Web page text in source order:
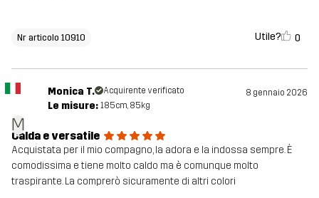
Nr articolo 10910 Utile? 0
M
Monica T. Acquirente verificato 8 gennaio 2026
Le misure: 185cm, 85kg
Calda e versatile
Acquistata per il mio compagno, la adora e la indossa sempre. È
comodissima e tiene molto caldo ma è comunque molto
traspirante. La comprerò sicuramente di altri colori